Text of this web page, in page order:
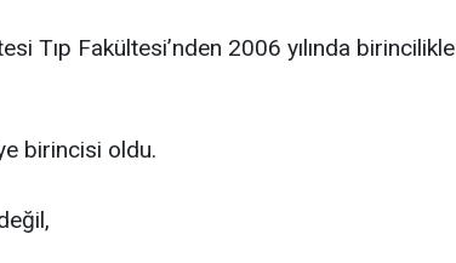
Tıp Fakültesi’nden 2006 yılında birincilikle
birincisi oldu.